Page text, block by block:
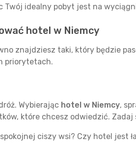
idealny pobyt jest na
hotel w Niemcy
znajdziesz taki, który będzie
priorytetach.
Wybierając hotel w Niemcy,
które chcesz odwiedzić. Zadaj
ciszy wsi? Czy hotel jest